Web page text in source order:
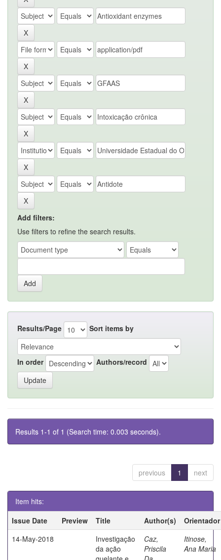
Add filters:
Use filters to refine the search results.
Results/Page Sort items by
In order Authors/record
Results 1-1 of 1 (Search time: 0.003 seconds).
previous 1 next
Item hits:
Issue Date
Preview Title Author(s)
Orientador
14-May-2018
Investigação
da ação
Caz,
Priscila
Itinose,
Ana Maria